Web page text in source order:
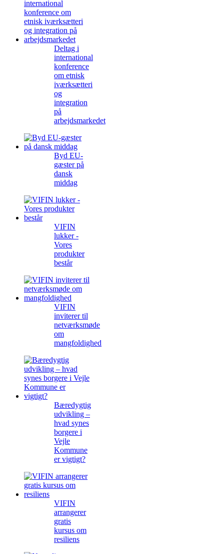
Deltag i
international
konference
om etnisk
iværksætteri
og
integration
på
arbejdsmarkedet
Byd EU-
gæster på
dansk
middag
VIFIN
lukker -
Vores
produkter
består
VIFIN
inviterer til
netværksmøde
om
mangfoldighed
Bæredygtig
udvikling –
hvad synes
borgere i
Vejle
Kommune
er vigtigt?
VIFIN
arrangerer
gratis
kursus om
resiliens